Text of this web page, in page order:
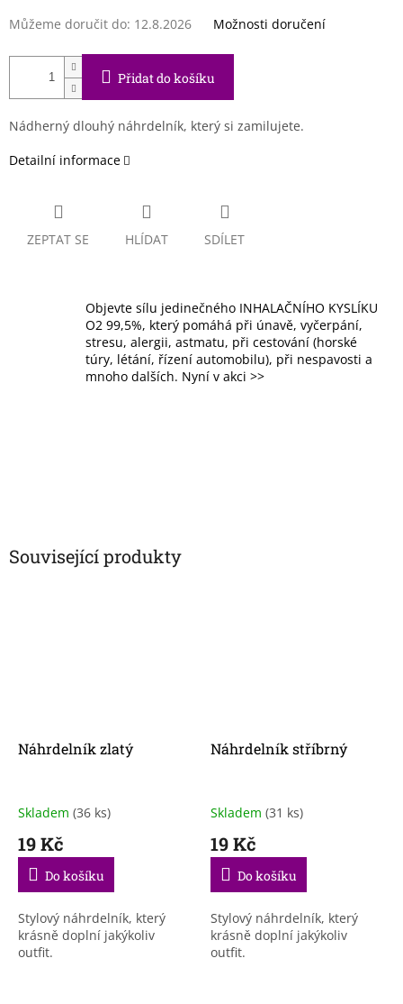
Můžeme doručit do: 12.8.2026 Možnosti doručení
Přidat do košíku
Nádherný dlouhý náhrdelník, který si zamilujete.
Detailní informace
ZEPTAT SE HLÍDAT SDÍLET
Objevte sílu jedinečného INHALAČNÍHO KYSLÍKU
O2 99,5%, který pomáhá při únavě, vyčerpání,
stresu, alergii, astmatu, při cestování (horské
túry, létání, řízení automobilu), při nespavosti a
mnoho dalších. Nyní v akci >>
Související produkty
Náhrdelník zlatý
Skladem (36 ks)
19 Kč
Do košíku
Stylový náhrdelník, který
krásně doplní jakýkoliv
outfit.
Náhrdelník stříbrný
Skladem (31 ks)
19 Kč
Do košíku
Stylový náhrdelník, který
krásně doplní jakýkoliv
outfit.